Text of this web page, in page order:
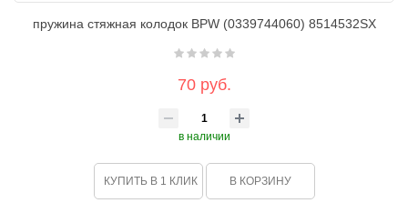
пружина стяжная колодок BPW (0339744060) 8514532SX
70 руб.
в наличии
КУПИТЬ В 1 КЛИК В КОРЗИНУ